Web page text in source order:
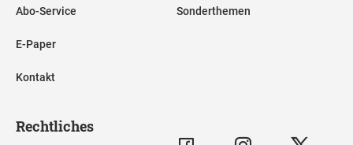
Abo-Service
E-Paper
Kontakt
Sonderthemen
Rechtliches